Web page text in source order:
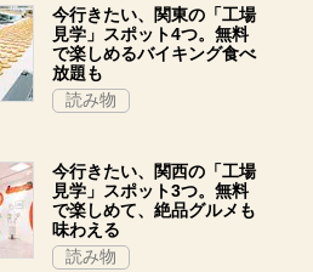
今行きたい、関東の「工場
見学」スポット4つ。無料
で楽しめるバイキング食べ
放題も
読み物
今行きたい、関西の「工場
見学」スポット3つ。無料
で楽しめて、絶品グルメも
味わえる
読み物